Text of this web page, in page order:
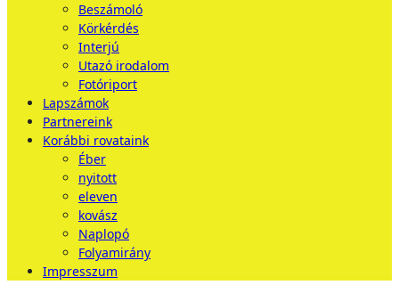
Beszámoló
Körkérdés
Interjú
Utazó irodalom
Fotóriport
Lapszámok
Partnereink
Korábbi rovataink
Éber
nyitott
eleven
kovász
Naplopó
Folyamirány
Impresszum